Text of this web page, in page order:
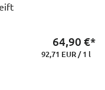
64,90 €*
92,71 EUR / 1 l